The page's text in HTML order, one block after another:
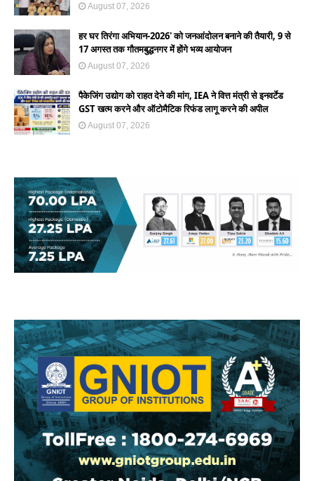
August 07, 2026
हर घर तिरंगा अभियान-2026' को जनआंदोलन बनाने की तैयारी, 9 से
17 अगस्त तक गौतमबुद्धनगर में होंगे भव्य आयोजन
August 07, 2026
पैकेजिंग उद्योग को राहत देने की मांग, IEA ने वित्त मंत्री से इनवर्टेड
GST खत्म करने और ऑटोमैटिक रिफंड लागू करने की अपील
August 07, 2026